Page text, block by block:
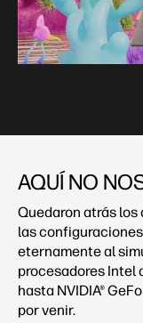
AQUÍ NO
Quedaron atrás
las
eternamente al
procesadores Intel
hasta NVIDIA®
por venir.